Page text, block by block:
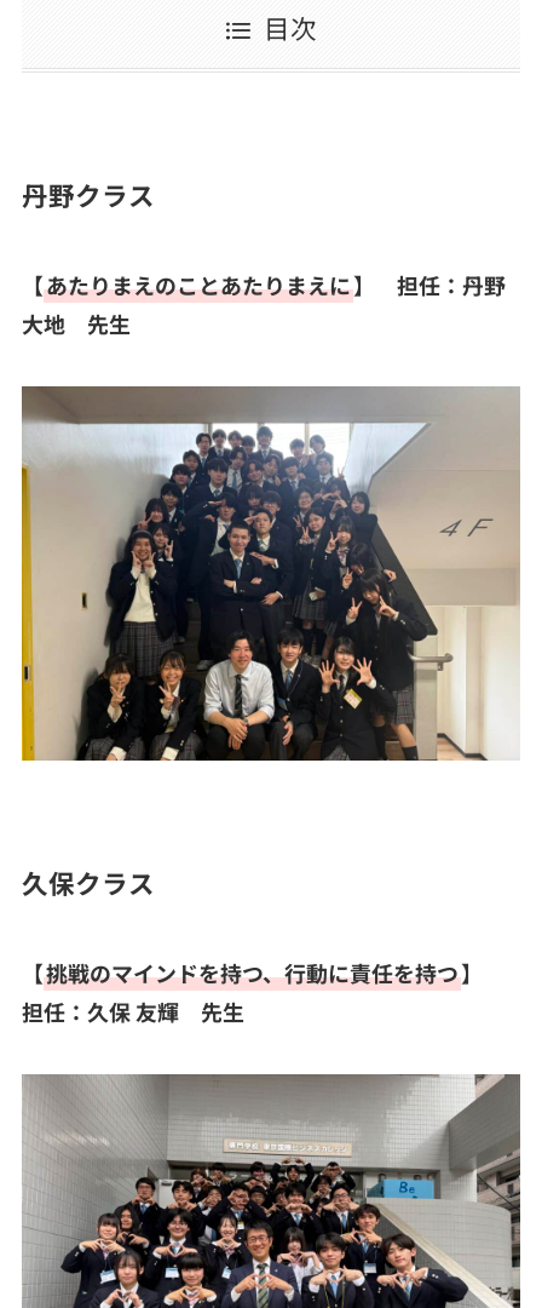
目次
丹野クラス
【あたりまえのことあたりまえに】 担任：丹野
大地 先生
久保クラス
【挑戦のマインドを持つ、行動に責任を持つ】
担任：久保 友輝 先生